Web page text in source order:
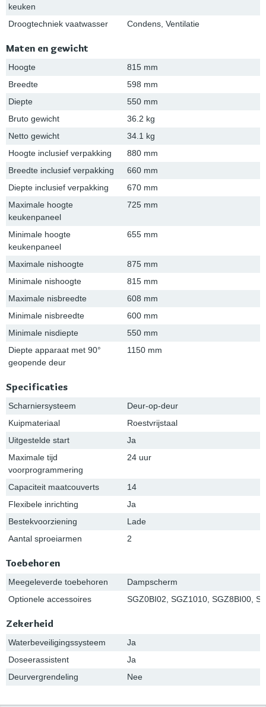
keuken
Droogtechniek vaatwasser Condens, Ventilatie
Maten en gewicht
Hoogte
815 mm
Breedte
598 mm
Diepte
550 mm
Bruto gewicht
36.2 kg
Netto gewicht
34.1 kg
Hoogte inclusief verpakking
880 mm
Breedte inclusief verpakking
660 mm
Diepte inclusief verpakking
670 mm
Maximale hoogte
keukenpaneel
725 mm
Minimale hoogte
keukenpaneel
655 mm
Maximale nishoogte
875 mm
Minimale nishoogte
815 mm
Maximale nisbreedte
608 mm
Minimale nisbreedte
600 mm
Minimale nisdiepte
550 mm
Diepte apparaat met 90°
geopende deur
1150 mm
Specificaties
Scharniersysteem
Deur-op-deur
Kuipmateriaal
Roestvrijstaal
Uitgestelde start
Ja
Maximale tijd
voorprogrammering
24 uur
Capaciteit maatcouverts
14
Flexibele inrichting
Ja
Bestekvoorziening
Lade
Aantal sproeiarmen
2
Toebehoren
Meegeleverde toebehoren
Dampscherm
Optionele accessoires
SGZ0BI02, SGZ1010, SGZ8BI00,
Zekerheid
Waterbeveiligingssysteem
Ja
Doseerassistent
Ja
Deurvergrendeling
Nee